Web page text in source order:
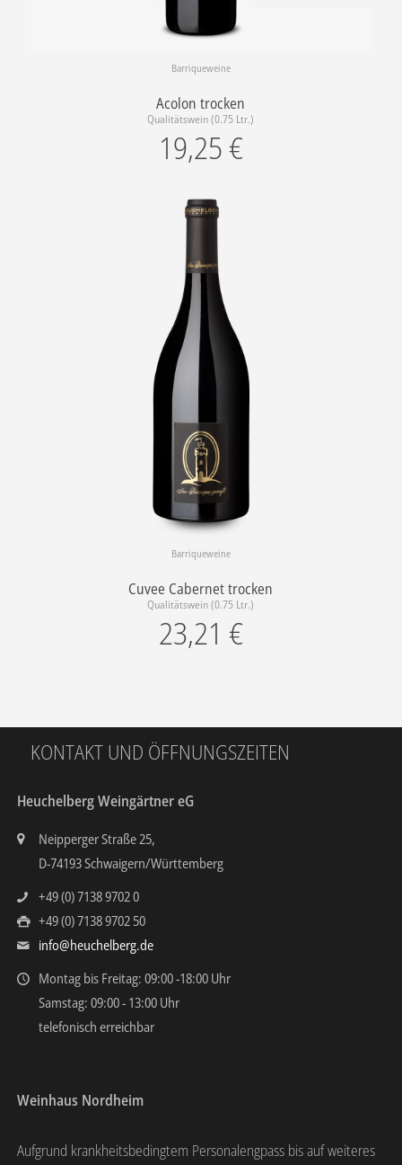
Barriqueweine
Acolon trocken
Qualitätswein (0.75 Ltr.)
19,25 €
Barriqueweine
Cuvee Cabernet trocken
Qualitätswein (0.75 Ltr.)
23,21 €
KONTAKT UND ÖFFNUNGSZEITEN
Heuchelberg Weingärtner eG
Neipperger Straße 25,
D-74193 Schwaigern/Württemberg
+49 (0) 7138 9702 0
+49 (0) 7138 9702 50
info@heuchelberg.de
Montag bis Freitag: 09:00 -18:00 Uhr
Samstag: 09:00 - 13:00 Uhr
telefonisch erreichbar
Weinhaus Nordheim
Aufgrund krankheitsbedingtem Personalengpass bis auf weiteres